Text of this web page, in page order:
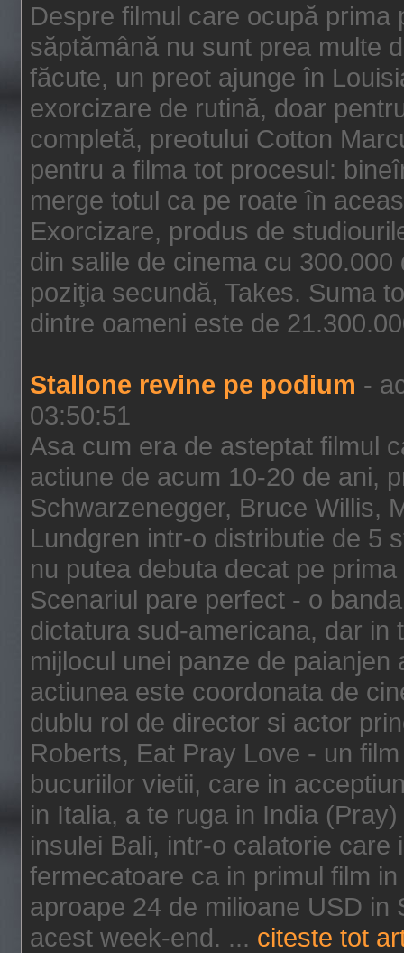
Despre filmul care ocupă
săptămână nu sunt prea multe
făcute, un preot ajunge în
exorcizare de rutină, doar
completă, preotului Cotton
pentru a filma tot procesul:
merge totul ca pe roate în
Exorcizare, produs de
din salile de cinema cu
poziţia secundă, Takes. Suma
dintre oameni este de
Stallone revine pe podium -
03:50:51
Asa cum era de asteptat filmul
actiune de acum 10-20 de ani,
Schwarzenegger, Bruce Willis,
Lundgren intr-o distributie de 5
nu putea debuta decat pe
Scenariul pare perfect - o
dictatura sud-americana, dar in
mijlocul unei panze de
actiunea este coordonata de
dublu rol de director si actor
Roberts, Eat Pray Love - un
bucuriilor vietii, care in
in Italia, a te ruga in India
insulei Bali, intr-o calatorie
fermecatoare ca in primul film
aproape 24 de milioane USD in
acest week-end. ... citeste tot